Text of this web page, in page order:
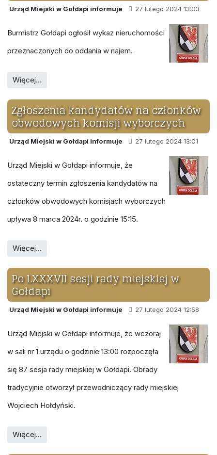
Urząd Miejski w Gołdapi informuje 27 lutego 2024 13:03
Burmistrz Gołdapi ogłosił wykaz nieruchomości
przeznaczonych do oddania w najem.
Więcej…
Zgłoszenia kandydatów na członków
obwodowych komisji wyborczych
Urząd Miejski w Gołdapi informuje 27 lutego 2024 13:01
Urząd Miejski w Gołdapi informuje, że
ostateczny termin zgłoszenia kandydatów na
członków obwodowych komisjach wyborczych
upływa 8 marca 2024r. o godzinie 15:15.
Więcej…
Po LXXXVII sesji rady miejskiej w
Gołdapi
Urząd Miejski w Gołdapi informuje 27 lutego 2024 12:58
Urząd Miejski w Gołdapi informuje, że wczoraj
w sali nr 1 urzędu o godzinie 13:00 rozpoczęła
się 87 sesja rady miejskiej w Gołdapi. Obrady
tradycyjnie otworzył przewodniczący rady miejskiej
Wojciech Hołdyński.
Więcej…